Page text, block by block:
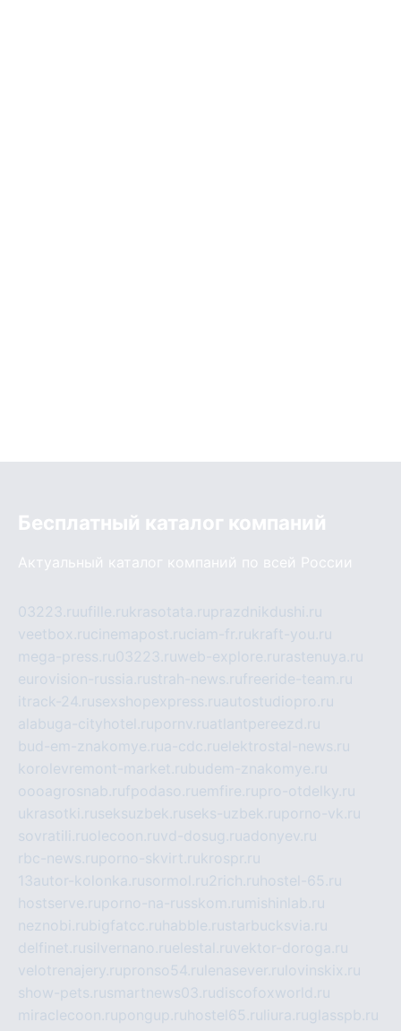
Бесплатный каталог компаний
Актуальный каталог компаний по всей России
03223.ruufille.rukrasotata.ruprazdnikdushi.ru
veetbox.rucinemapost.ruciam-fr.rukraft-you.ru
mega-press.ru03223.ruweb-explore.ru rastenuya.ru
eurovision-russia.rustrah-news.rufreeride-team.ru
itrack-24.rusexshopexpress.ruautostudiopro.ru
alabuga-cityhotel.rupornv.ruatlantpereezd.ru
bud-em-znakomye.rua-cdc.ruelektrostal-news.ru
korolevremont-market.rubudem-znakomye.ru
oooagrosnab.rufpodaso.ruemfire.rupro-otdelky.ru
ukrasotki.ruseksuzbek.ruseks-uzbek.ruporno-vk.ru
sovratili.ruolecoon.ruvd-dosug.ruadonyev.ru
rbc-news.ruporno-skvirt.rukrospr.ru
13autor-kolonka.rusormol.ru2rich.ru hostel-65.ru
hostserve.ruporno-na-russkom.ru mishinlab.ru
neznobi.rubigfatcc.ru habble.rustarbucksvia.ru
delfinet.rusilvernano.ruelestal.ruvektor-doroga.ru
velotrenajery.rupronso54.ru lenasever.ru lovinskix.ru
show-pets.rusmartnews03.rudiscofoxworld.ru
miraclecoon.rupongup.ru hostel65.ru liura.ruglasspb.ru